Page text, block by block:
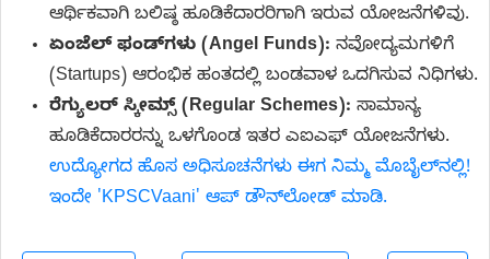
ಆರ್ಥಿಕವಾಗಿ ಬಲಿಷ್ಠ ಹೂಡಿಕೆದಾರರಿಗಾಗಿ ಇರುವ ಯೋಜನೆಗಳಿವು.
ಏಂಜೆಲ್ ಫಂಡ್‌ಗಳು (Angel Funds): ನವೋದ್ಯಮಗಳಿಗೆ
(Startups) ಆರಂಭಿಕ ಹಂತದಲ್ಲಿ ಬಂಡವಾಳ ಒದಗಿಸುವ ನಿಧಿಗಳು.
ರೆಗ್ಯುಲರ್ ಸ್ಕೀಮ್ಸ್ (Regular Schemes): ಸಾಮಾನ್ಯ
ಹೂಡಿಕೆದಾರರನ್ನು ಒಳಗೊಂಡ ಇತರ ಎಐಎಫ್ ಯೋಜನೆಗಳು.
ಉದ್ಯೋಗದ ಹೊಸ ಅಧಿಸೂಚನೆಗಳು ಈಗ ನಿಮ್ಮ ಮೊಬೈಲ್‌ನಲ್ಲಿ!
ಇಂದೇ 'KPSCVaani' ಆಪ್ ಡೌನ್‌ಲೋಡ್ ಮಾಡಿ.